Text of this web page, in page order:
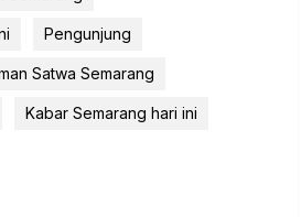
Pengunjung
Satwa Semarang
Kabar Semarang hari ini